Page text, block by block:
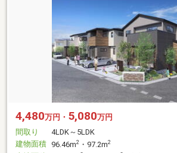
4,480万円・ 5,080万円
間取り
4LDK～5LDK
建物面積 96.46m2 ・97.2m2